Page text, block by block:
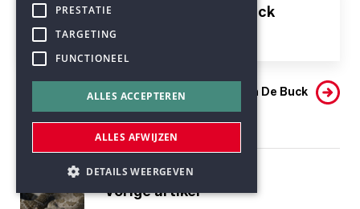
_Lieven Pauwels en Ann De Buck
-
Meer van Lieven Pauwels en Ann De Buck
Vorige artikel
PRESTATIE
TARGETING
FUNCTIONEEL
ALLES ACCEPTEREN
ALLES AFWIJZEN
DETAILS WEERGEVEN